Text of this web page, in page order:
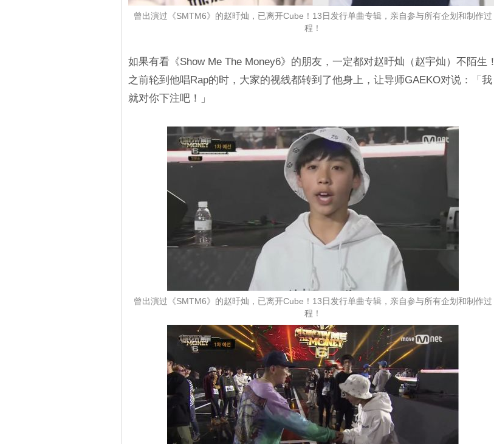
曾出演过《SMTM6》的赵旴灿，已离开Cube！13日发行单曲专辑，亲自参与所有企划和制作过
程！
如果有看《Show Me The Money6》的朋友，一定都对赵旴灿（赵宇灿）不陌生！
之前轮到他唱Rap的时，大家的视线都转到了他身上，让导师GAEKO对说：「我
就对你下注吧！」
曾出演过《SMTM6》的赵旴灿，已离开Cube！13日发行单曲专辑，亲自参与所有企划和制作过
程！